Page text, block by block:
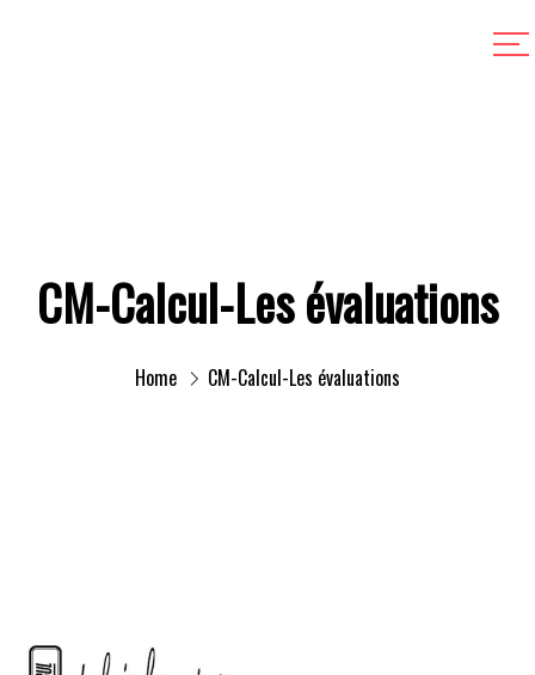
CM-Calcul-Les évaluations
Home CM-Calcul-Les évaluations